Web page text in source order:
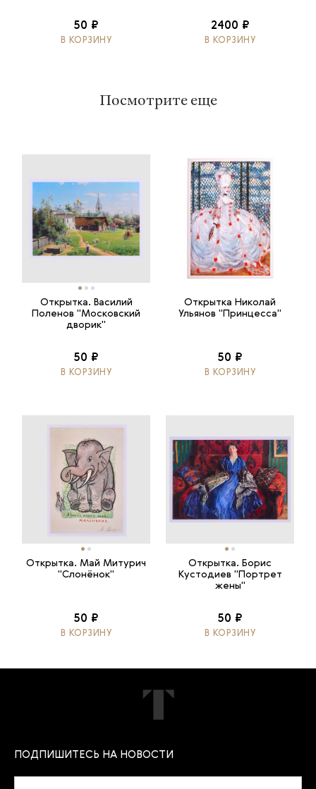
50 ₽
В КОРЗИНУ
2400 ₽
В КОРЗИНУ
Посмотрите еще
Открытка. Василий
Поленов "Московский
дворик"
50 ₽
В КОРЗИНУ
Открытка Николай
Ульянов "Принцесса"
50 ₽
В КОРЗИНУ
Открытка. Май Митурич
"Слонёнок"
50 ₽
В КОРЗИНУ
Открытка. Борис
Кустодиев "Портрет
жены"
50 ₽
В КОРЗИНУ
ПОДПИШИТЕСЬ НА НОВОСТИ